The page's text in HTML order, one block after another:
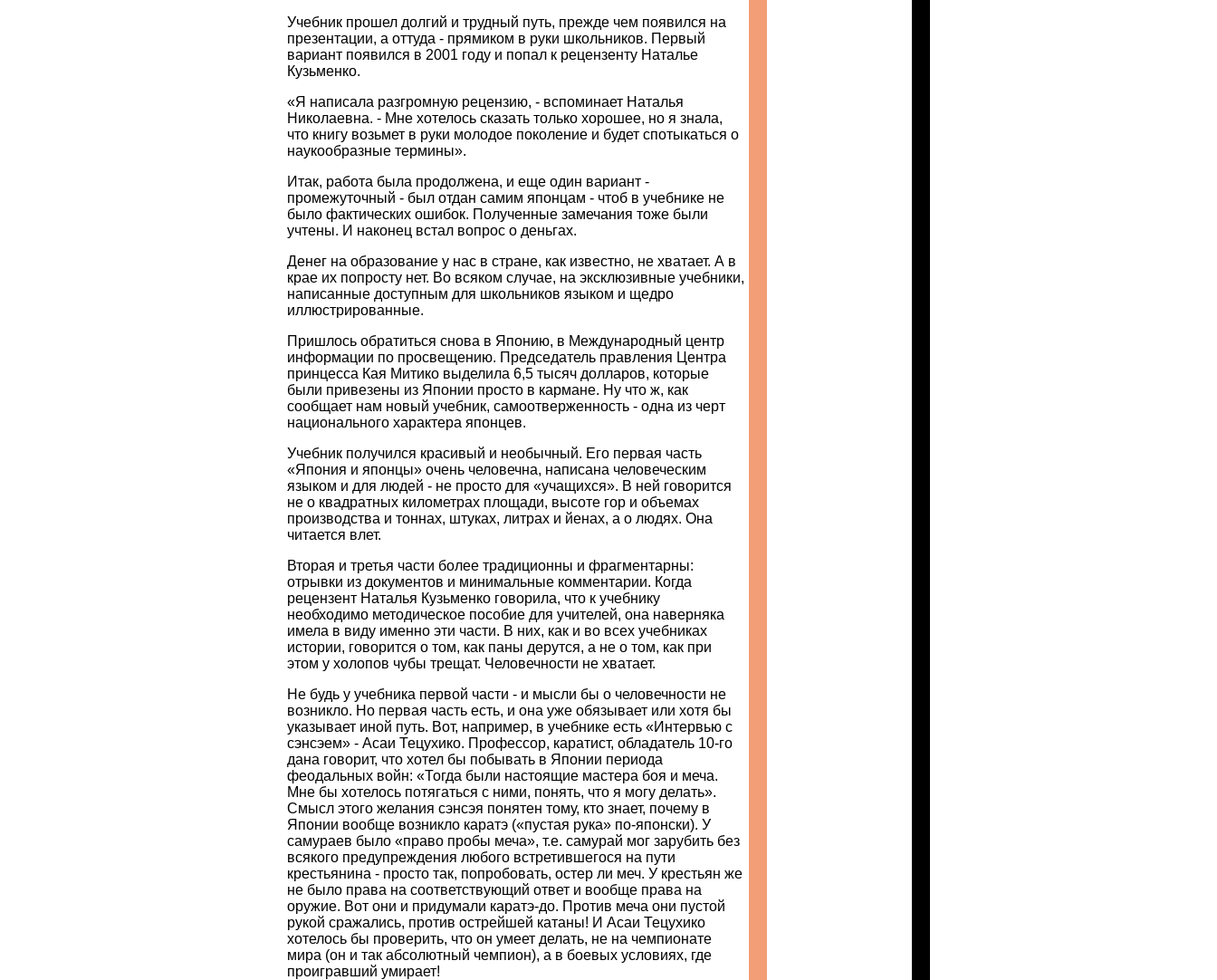
Учебник прошел долгий и трудный путь, прежде чем появился на
презентации, а оттуда - прямиком в руки школьников. Первый
вариант появился в 2001 году и попал к рецензенту Наталье
Кузьменко.
«Я написала разгромную рецензию, - вспоминает Наталья
Николаевна. - Мне хотелось сказать только хорошее, но я знала,
что книгу возьмет в руки молодое поколение и будет спотыкаться о
наукообразные термины».
Итак, работа была продолжена, и еще один вариант -
промежуточный - был отдан самим японцам - чтоб в учебнике не
было фактических ошибок. Полученные замечания тоже были
учтены. И наконец встал вопрос о деньгах.
Денег на образование у нас в стране, как известно, не хватает. А в
крае их попросту нет. Во всяком случае, на эксклюзивные учебники,
написанные доступным для школьников языком и щедро
иллюстрированные.
Пришлось обратиться снова в Японию, в Международный центр
информации по просвещению. Председатель правления Центра
принцесса Кая Митико выделила 6,5 тысяч долларов, которые
были привезены из Японии просто в кармане. Ну что ж, как
сообщает нам новый учебник, самоотверженность - одна из черт
национального характера японцев.
Учебник получился красивый и необычный. Его первая часть
«Япония и японцы» очень человечна, написана человеческим
языком и для людей - не просто для «учащихся». В ней говорится
не о квадратных километрах площади, высоте гор и объемах
производства и тоннах, штуках, литрах и йенах, а о людях. Она
читается влет.
Вторая и третья части более традиционны и фрагментарны:
отрывки из документов и минимальные комментарии. Когда
рецензент Наталья Кузьменко говорила, что к учебнику
необходимо методическое пособие для учителей, она наверняка
имела в виду именно эти части. В них, как и во всех учебниках
истории, говорится о том, как паны дерутся, а не о том, как при
этом у холопов чубы трещат. Человечности не хватает.
Не будь у учебника первой части - и мысли бы о человечности не
возникло. Но первая часть есть, и она уже обязывает или хотя бы
указывает иной путь. Вот, например, в учебнике есть «Интервью с
сэнсэем» - Асаи Тецухико. Профессор, каратист, обладатель 10-го
дана говорит, что хотел бы побывать в Японии периода
феодальных войн: «Тогда были настоящие мастера боя и меча.
Мне бы хотелось потягаться с ними, понять, что я могу делать».
Смысл этого желания сэнсэя понятен тому, кто знает, почему в
Японии вообще возникло каратэ («пустая рука» по-японски). У
самураев было «право пробы меча», т.е. самурай мог зарубить без
всякого предупреждения любого встретившегося на пути
крестьянина - просто так, попробовать, остер ли меч. У крестьян же
не было права на соответствующий ответ и вообще права на
оружие. Вот они и придумали каратэ-до. Против меча они пустой
рукой сражались, против острейшей катаны! И Асаи Тецухико
хотелось бы проверить, что он умеет делать, не на чемпионате
мира (он и так абсолютный чемпион), а в боевых условиях, где
проигравший умирает!